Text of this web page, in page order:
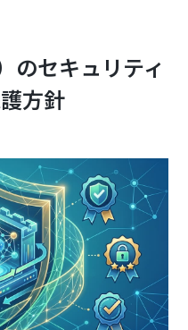
のセキュリティ
方針